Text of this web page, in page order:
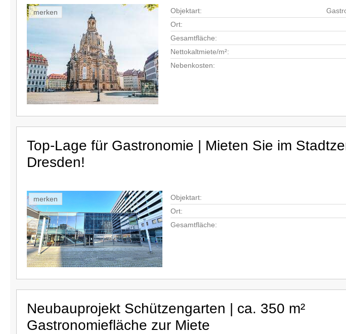
merken Objektart:
Ort:
Gesamtfläche:
Nettokaltmiete/m²:
Nebenkosten:
Top-Lage für Gastronomie | Mieten Sie im
Dresden!
merken Objektart:
Ort:
Gesamtfläche:
Neubauprojekt Schützengarten | ca. 350 m²
Gastronomiefläche zur Miete